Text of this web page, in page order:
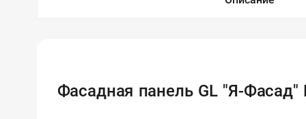
Фасадная панель GL "Я-Фасад"